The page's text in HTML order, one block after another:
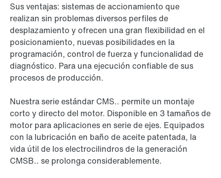
Sus ventajas: sistemas de accionamiento que
realizan sin problemas diversos perfiles de
desplazamiento y ofrecen una gran flexibilidad en el
posicionamiento, nuevas posibilidades en la
programación, control de fuerza y funcionalidad de
diagnóstico. Para una ejecución confiable de sus
procesos de producción.
Nuestra serie estándar CMS.. permite un montaje
corto y directo del motor. Disponible en 3 tamaños de
motor para aplicaciones en serie de ejes. Equipados
con la lubricación en baño de aceite patentada, la
vida útil de loselectrocilindrosde la generación
CMSB.. se prolonga considerablemente.